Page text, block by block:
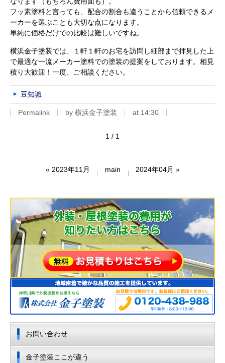
フッ素塗料と言っても、配合の割合も違うことから信頼できるメ
ーカーを選ぶことも大切な点になります。
単純に価格だけでの比較は難しいですね。
横浜金子塗装では、１軒１軒のお宅を訪問し細部まで拝見した上
で最適な一流メーカー塗料での塗装の提案をしております。相見
積り大歓迎！一度、ご相談ください。
豆知識
Permalink by 横浜金子塗装 at 14:30
1 / 1
« 2023年11月 main 2024年04月 »
お問い合わせ
金子塗装ここが違う